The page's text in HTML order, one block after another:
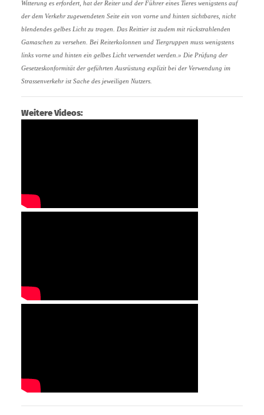
Witterung es erfordert, hat der Reiter und der Führer eines Tieres wenigstens auf
der dem Verkehr zugewendeten Seite ein von vorne und hinten sichtbares, nicht
blendendes gelbes Licht zu tragen. Das Reittier ist zudem mit rückstrahlenden
Gamaschen zu versehen. Bei Reiterkolonnen und Tiergruppen muss wenigstens
links vorne und hinten ein gelbes Licht verwendet werden.» Die Prüfung der
Gesetzeskonformität der geführten Ausrüstung explizit bei der Verwendung im
Strassenverkehr ist Sache des jeweiligen Nutzers.
Weitere Videos: